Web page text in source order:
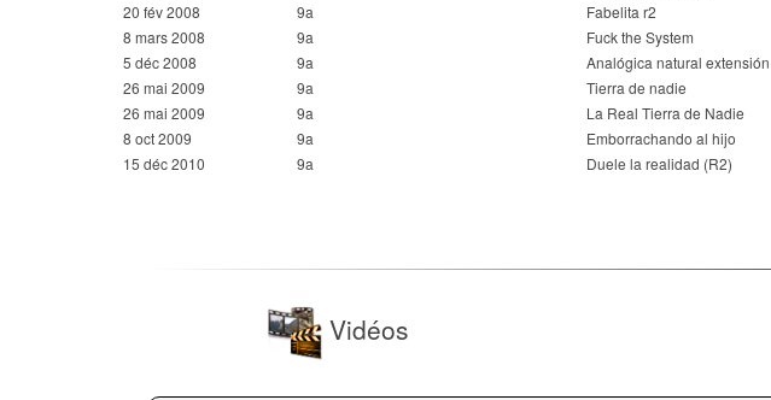
20 fév 2008
9a Fabelita r2
8 mars 2008
9a Fuck the System
5 déc 2008
9a Analógica natural extensión
26 mai 2009
9a Tierra de nadie
26 mai 2009
9a La Real Tierra de Nadie
8 oct 2009
9a Emborrachando al hijo
15 déc 2010
9a Duele la realidad (R2)
Vidéos